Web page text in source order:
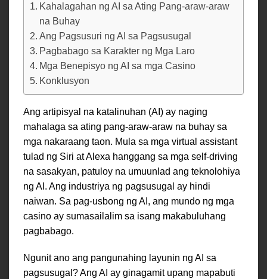
Kahalagahan ng AI sa Ating Pang-araw-araw
na Buhay
Ang Pagsusuri ng AI sa Pagsusugal
Pagbabago sa Karakter ng Mga Laro
Mga Benepisyo ng AI sa mga Casino
Konklusyon
Ang artipisyal na katalinuhan (AI) ay naging
mahalaga sa ating pang-araw-araw na buhay sa
mga nakaraang taon. Mula sa mga virtual assistant
tulad ng Siri at Alexa hanggang sa mga self-driving
na sasakyan, patuloy na umuunlad ang teknolohiya
ng AI. Ang industriya ng pagsusugal ay hindi
naiwan. Sa pag-usbong ng AI, ang mundo ng mga
casino ay sumasailalim sa isang makabuluhang
pagbabago.
Ngunit ano ang pangunahing layunin ng AI sa
pagsusugal? Ang AI ay ginagamit upang mapabuti